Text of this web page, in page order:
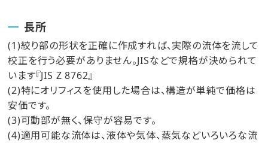
長所
(1)絞り部の形状を正確に作成すれば、実際の流体を流して
校正を行う必要がありません。JISなどで規格が決められて
います『JIS Z 8762』
(2)特にオリフィスを使用した場合は、構造が単純で価格は
安価です。
(3)可動部が無く、保守が容易です。
(4)適用可能な流体は、液体や気体、蒸気などいろいろな流